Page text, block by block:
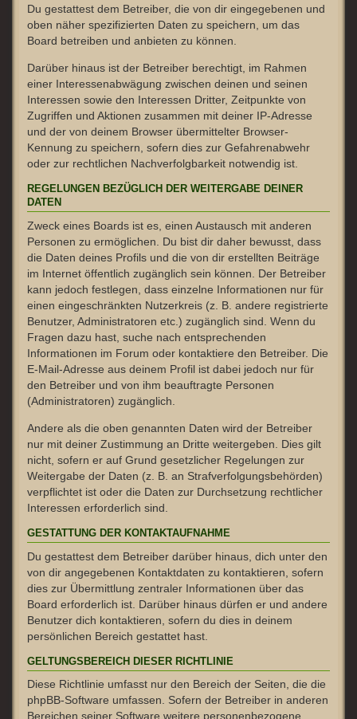
Du gestattest dem Betreiber, die von dir eingegebenen und
oben näher spezifizierten Daten zu speichern, um das
Board betreiben und anbieten zu können.
Darüber hinaus ist der Betreiber berechtigt, im Rahmen
einer Interessenabwägung zwischen deinen und seinen
Interessen sowie den Interessen Dritter, Zeitpunkte von
Zugriffen und Aktionen zusammen mit deiner IP-Adresse
und der von deinem Browser übermittelter Browser-
Kennung zu speichern, sofern dies zur Gefahrenabwehr
oder zur rechtlichen Nachverfolgbarkeit notwendig ist.
REGELUNGEN BEZÜGLICH DER WEITERGABE DEINER
DATEN
Zweck eines Boards ist es, einen Austausch mit anderen
Personen zu ermöglichen. Du bist dir daher bewusst, dass
die Daten deines Profils und die von dir erstellten Beiträge
im Internet öffentlich zugänglich sein können. Der Betreiber
kann jedoch festlegen, dass einzelne Informationen nur für
einen eingeschränkten Nutzerkreis (z. B. andere registrierte
Benutzer, Administratoren etc.) zugänglich sind. Wenn du
Fragen dazu hast, suche nach entsprechenden
Informationen im Forum oder kontaktiere den Betreiber. Die
E-Mail-Adresse aus deinem Profil ist dabei jedoch nur für
den Betreiber und von ihm beauftragte Personen
(Administratoren) zugänglich.
Andere als die oben genannten Daten wird der Betreiber
nur mit deiner Zustimmung an Dritte weitergeben. Dies gilt
nicht, sofern er auf Grund gesetzlicher Regelungen zur
Weitergabe der Daten (z. B. an Strafverfolgungsbehörden)
verpflichtet ist oder die Daten zur Durchsetzung rechtlicher
Interessen erforderlich sind.
GESTATTUNG DER KONTAKTAUFNAHME
Du gestattest dem Betreiber darüber hinaus, dich unter den
von dir angegebenen Kontaktdaten zu kontaktieren, sofern
dies zur Übermittlung zentraler Informationen über das
Board erforderlich ist. Darüber hinaus dürfen er und andere
Benutzer dich kontaktieren, sofern du dies in deinem
persönlichen Bereich gestattet hast.
GELTUNGSBEREICH DIESER RICHTLINIE
Diese Richtlinie umfasst nur den Bereich der Seiten, die die
phpBB-Software umfassen. Sofern der Betreiber in anderen
Bereichen seiner Software weitere personenbezogene